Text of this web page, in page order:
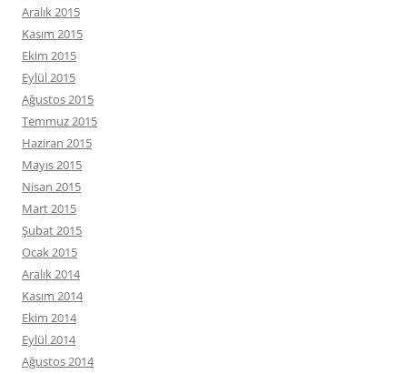
Aralık 2015
Kasım 2015
Ekim 2015
Eylül 2015
Ağustos 2015
Temmuz 2015
Haziran 2015
Mayıs 2015
Nisan 2015
Mart 2015
Şubat 2015
Ocak 2015
Aralık 2014
Kasım 2014
Ekim 2014
Eylül 2014
Ağustos 2014